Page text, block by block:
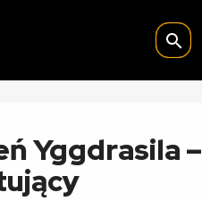
search
Yggdrasila –